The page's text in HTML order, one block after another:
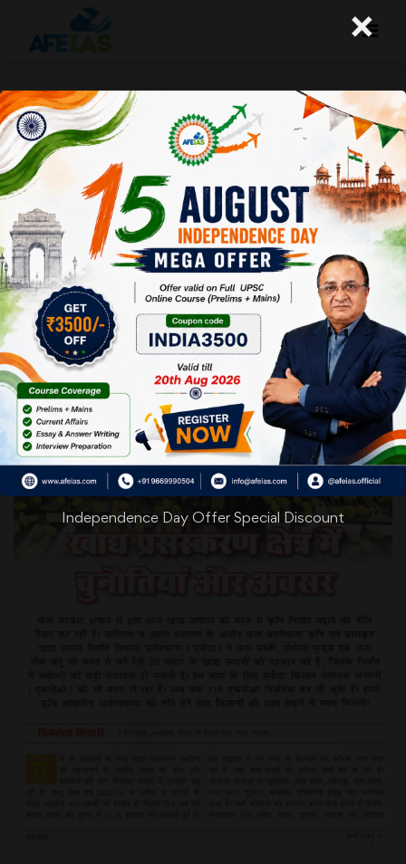
योजना : खाद्य प्रसंस्करण क्षेत्र में चुनौतियां और
अवसर
Afeias 03 Aug 2024
To Download Click Here.
×
Independence Day Offer Special Discount